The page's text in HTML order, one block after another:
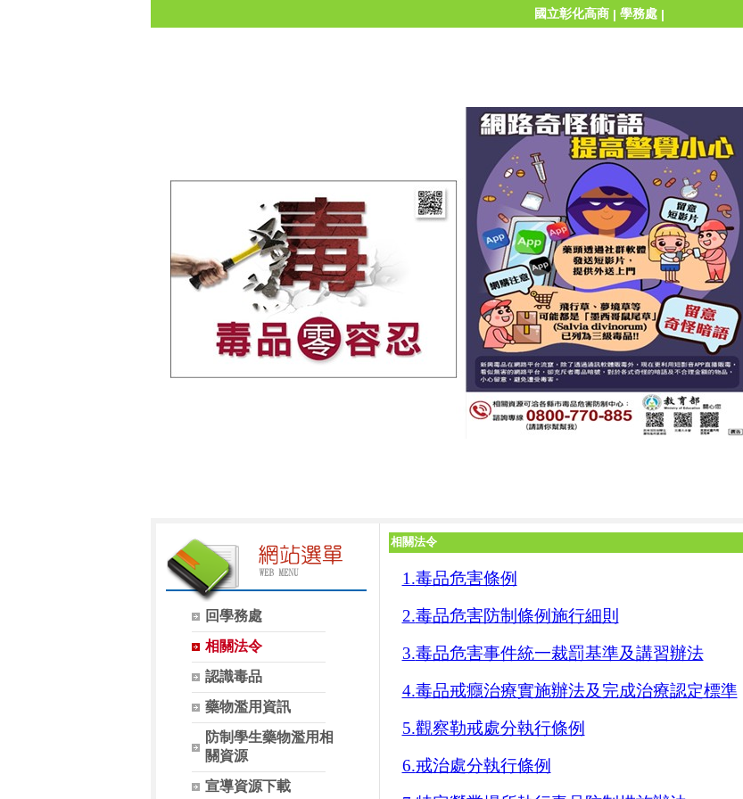
國立彰化高商 | 學務處 |
回學務處
相關法令
認識毒品
藥物濫用資訊
防制學生藥物濫用相
關資源
宣導資源下載
相關法令
1.毒品危害條例
2.毒品危害防制條例施行細則
3.毒品危害事件統一裁罰基準及講習辦法
4.毒品戒癮治療實施辦法及完成治療認定標準
5.觀察勒戒處分執行條例
6.戒治處分執行條例